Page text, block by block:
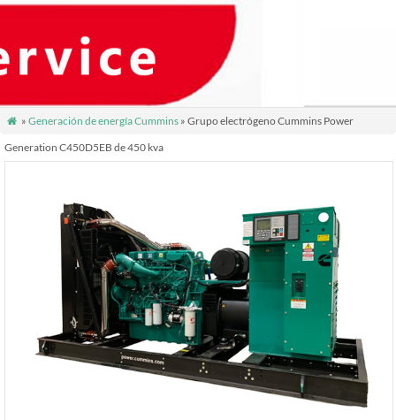
 » Generación de energía Cummins» Grupo electrógeno Cummins Power
Generation C450D5EB de 450 kva